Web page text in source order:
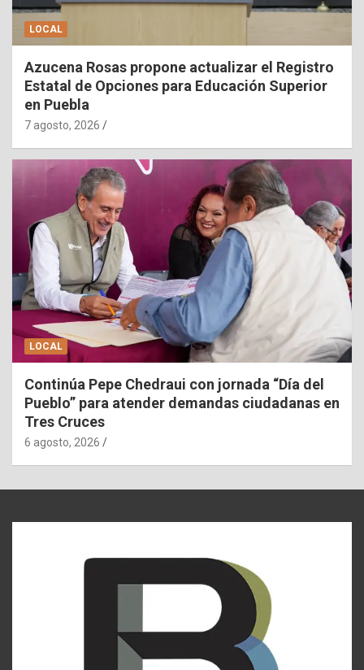
LOCAL
Azucena Rosas propone actualizar el Registro
Estatal de Opciones para Educación Superior
en Puebla
7 agosto, 2026
LOCAL
Continúa Pepe Chedraui con jornada “Día del
Pueblo” para atender demandas ciudadanas en
Tres Cruces
6 agosto, 2026